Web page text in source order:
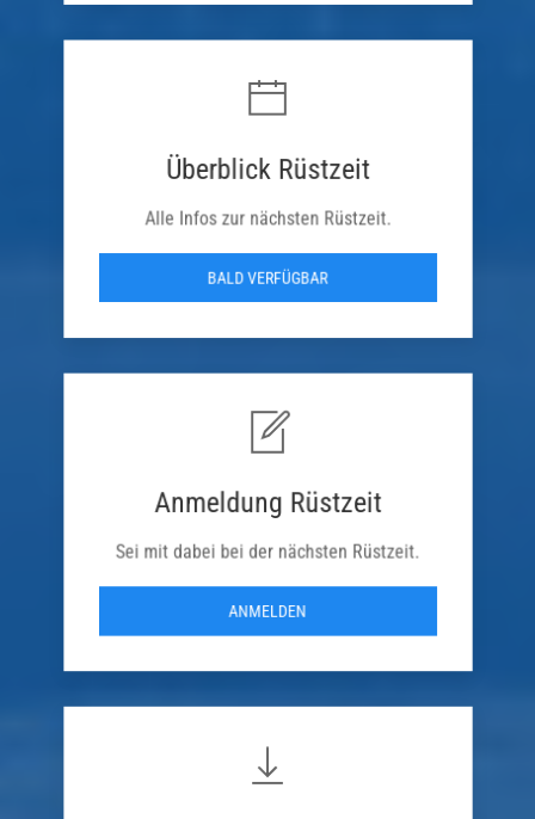
Überblick Rüstzeit
Alle Infos zur nächsten Rüstzeit.
BALD VERFÜGBAR
Anmeldung Rüstzeit
Sei mit dabei bei der nächsten Rüstzeit.
ANMELDEN